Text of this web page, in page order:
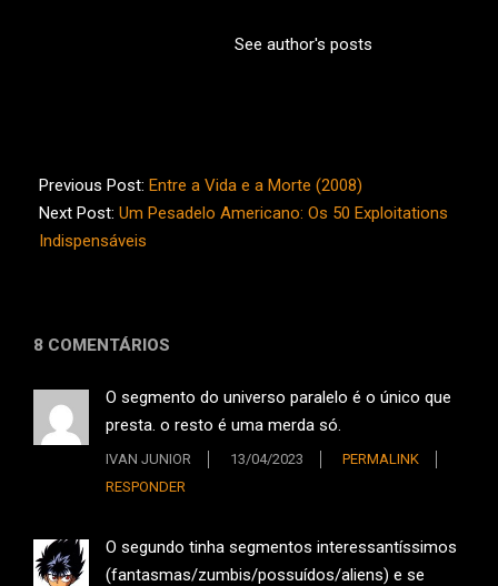
See author's posts
01-
12
Previous Post: Entre a Vida e a Morte (2008)
Next Post: Um Pesadelo Americano: Os 50 Exploitations
Indispensáveis
8 COMENTÁRIOS
O segmento do universo paralelo é o único que
presta. o resto é uma merda só.
IVAN JUNIOR 13/04/2023
PERMALINK
RESPONDER
O segundo tinha segmentos interessantíssimos
(fantasmas/zumbis/possuídos/aliens) e se